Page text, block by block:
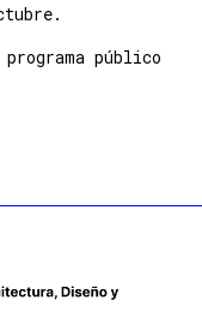
público